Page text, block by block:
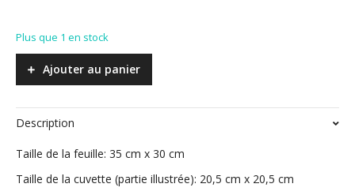
Plus que 1 en stock
Ajouter au panier
Description
Taille de la feuille: 35 cm x 30 cm
Taille de la cuvette (partie illustrée): 20,5 cm x 20,5 cm